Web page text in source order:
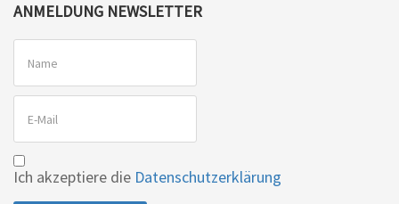
ANMELDUNG NEWSLETTER
Ich akzeptiere die Datenschutzerklärung